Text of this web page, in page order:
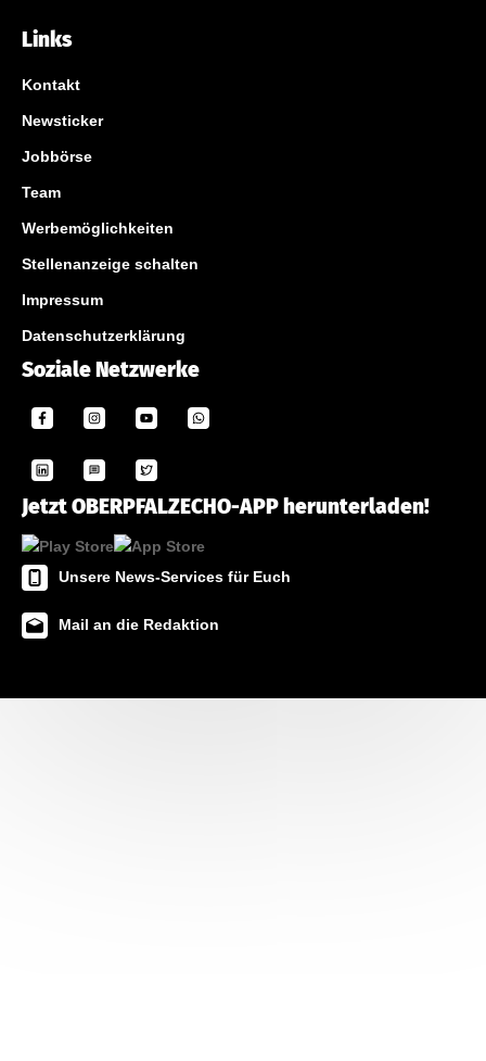
Links
Kontakt
Newsticker
Jobbörse
Team
Werbemöglichkeiten
Stellenanzeige schalten
Impressum
Datenschutzerklärung
Soziale Netzwerke
Jetzt OBERPFALZECHO-APP herunterladen!
Unsere News-Services für Euch
Mail an die Redaktion